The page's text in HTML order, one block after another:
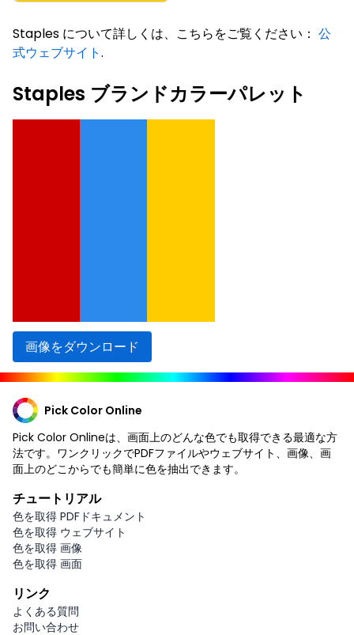
Staples について詳しくは、こちらをご覧ください： 公
式ウェブサイト.
Staples ブランドカラーパレット
画像をダウンロード
Pick Color Online
Pick Color Onlineは、画面上のどんな色でも取得できる最適な方
法です。ワンクリックでPDFファイルやウェブサイト、画像、画
面上のどこからでも簡単に色を抽出できます。
チュートリアル
色を取得 PDFドキュメント
色を取得 ウェブサイト
色を取得 画像
色を取得 画面
リンク
よくある質問
お問い合わせ